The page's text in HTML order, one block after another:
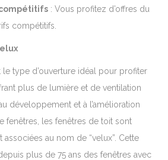
: Vous profitez d’offres du
compétitifs.
le type d’ouverture idéal pour profiter
plus de lumière et de ventilation
développement et à l’amélioration
fenêtres, les fenêtres de toit sont
au nom de “velux”. Cette
plus de 75 ans des fenêtres avec